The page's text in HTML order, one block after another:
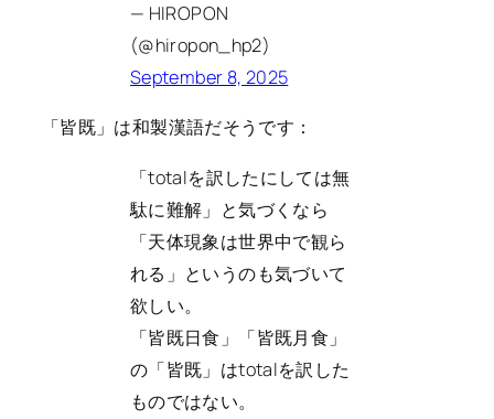
— HIROPON
(@hiropon_hp2)
September 8, 2025
「皆既」は和製漢語だそうです：
「totalを訳したにしては無
駄に難解」と気づくなら
「天体現象は世界中で観ら
れる」というのも気づいて
欲しい。
「皆既日食」「皆既月食」
の「皆既」はtotalを訳した
ものではない。